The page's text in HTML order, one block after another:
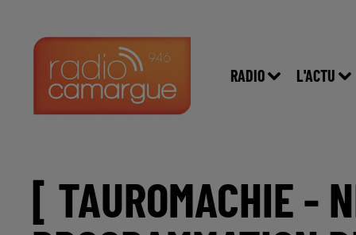
RADIO L'ACTU
[ TAUROMACHIE -